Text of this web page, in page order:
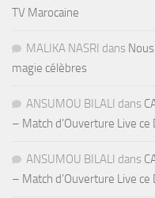
TV Marocaine
MALIKA NASRI dans
magie célèbres
ANSUMOU BILALI dans
– Match d’Ouverture Live ce
ANSUMOU BILALI dans
– Match d’Ouverture Live ce